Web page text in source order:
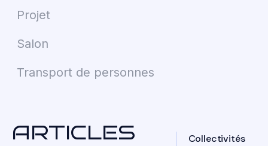
Projet
Salon
Transport de personnes
ARTICLES
Collectivités